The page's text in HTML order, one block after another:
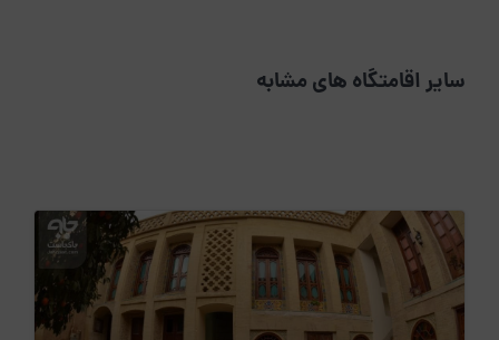
سایر اقامتگاه های مشابه